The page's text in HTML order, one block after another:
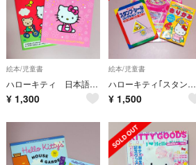
絵本/児童書
ハローキティ 日本語と英語のぬりえの本2冊セット
¥ 1,300
絵本/児童書
ハローキティ｢スタンプシールコレクションブック｣｢おりがみ｣｢シールくるリーナ｣
¥ 1,500